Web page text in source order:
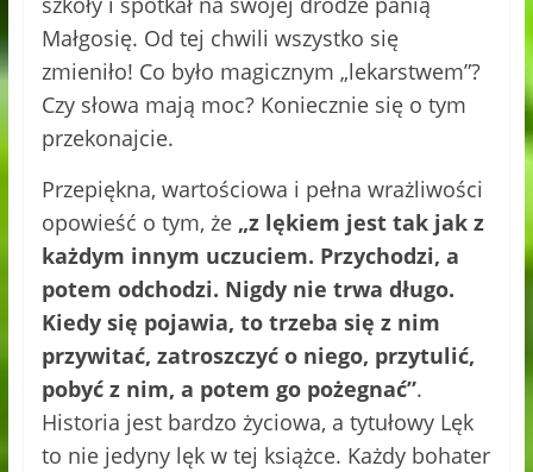
Małgosię. Od tej chwili wszystko się
zmieniło! Co było magicznym „lekarstwem”?
Czy słowa mają moc? Koniecznie się o tym
przekonajcie.
Przepiękna, wartościowa i pełna wrażliwości
opowieść o tym, że „z lękiem jest tak jak z
każdym innym uczuciem. Przychodzi, a
potem odchodzi. Nigdy nie trwa długo.
Kiedy się pojawia, to trzeba się z nim
przywitać, zatroszczyć o niego, przytulić,
pobyć z nim, a potem go pożegnać”.
Historia jest bardzo życiowa, a tytułowy Lęk
to nie jedyny lęk w tej książce. Każdy bohater